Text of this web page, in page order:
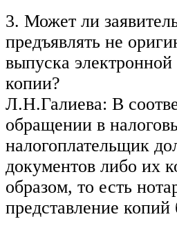
3. Может ли
предъявлять не
выпуска
копии?
Л.Н.Галиева: В
обращении в
налогоплательщик
документов либо их
образом, то есть
представление